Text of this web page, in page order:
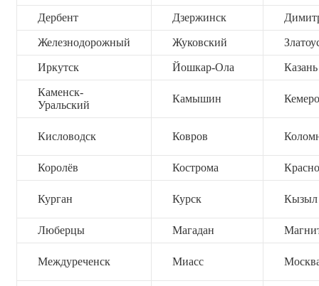
Дербент Дзержинск
Железнодорожный Жуковский
Иркутск Йошкар-Ола Казань
Каменск-
Уральский
Камышин
Кисловодск Ковров
Королёв Кострома
Курган Курск Кызыл
Люберцы Магадан
Междуреченск Миасс